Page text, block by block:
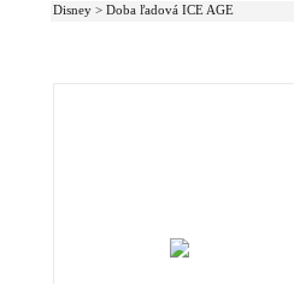
Disney > Doba ľadová ICE AGE